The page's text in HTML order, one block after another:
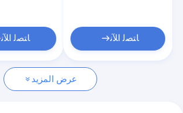
أخبار ﺎﺘﺼﻟ ﺍﻶﻧ ﺎﺘﺼﻟ ﺍﻶﻧ
عرض المزيد